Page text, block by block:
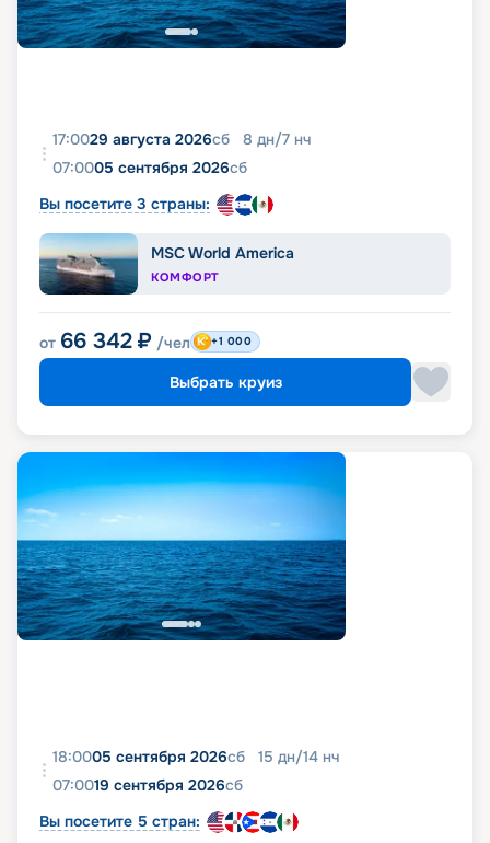
17:0029 августа 2026сб 8 дн/7 нч
07:0005 сентября 2026сб
Вы посетите 3 страны:
MSC World America
КОМФОРТ
от 66 342 ₽ /чел +1 000
Выбрать круиз
18:0005 сентября 2026сб 15 дн/14 нч
07:0019 сентября 2026сб
Вы посетите 5 стран: